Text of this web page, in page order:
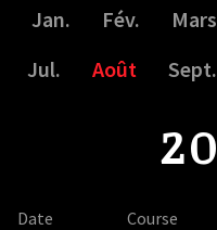
Jan. Fév. Mars
Jul.
Août Sept.
Date Course